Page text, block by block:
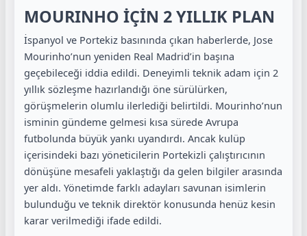
MOURINHO İÇİN 2 YILLIK PLAN
İspanyol ve Portekiz basınında çıkan haberlerde, Jose
Mourinho’nun yeniden Real Madrid’in başına
geçebileceği iddia edildi. Deneyimli teknik adam için 2
yıllık sözleşme hazırlandığı öne sürülürken,
görüşmelerin olumlu ilerlediği belirtildi. Mourinho’nun
isminin gündeme gelmesi kısa sürede Avrupa
futbolunda büyük yankı uyandırdı. Ancak kulüp
içerisindeki bazı yöneticilerin Portekizli çalıştırıcının
dönüşüne mesafeli yaklaştığı da gelen bilgiler arasında
yer aldı. Yönetimde farklı adayları savunan isimlerin
bulunduğu ve teknik direktör konusunda henüz kesin
karar verilmediği ifade edildi.